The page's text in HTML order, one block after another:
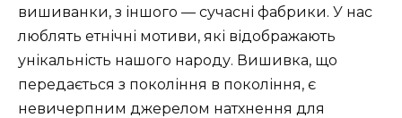
вишиванки, з іншого — сучасні фабрики. У нас
люблять етнічні мотиви, які відображають
унікальність нашого народу. Вишивка, що
передається з покоління в покоління, є
невичерпним джерелом натхнення для